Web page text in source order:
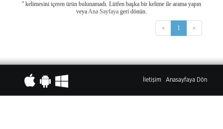
'' kelimesini içeren ürün bulunamadı. Lütfen başka bir kelime ile arama yapın
veyaAna Sayfaya geri dönün.
« 1 »
İletişim Anasayfaya Dön